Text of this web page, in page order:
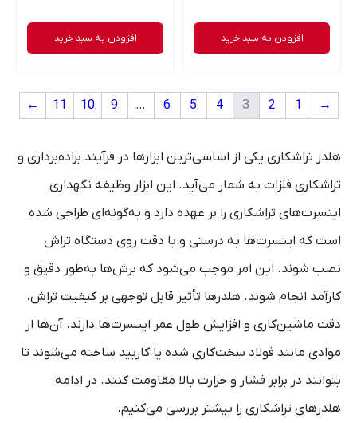
افزودن به سبد خرید افزودن به سبد خرید
→
1
2
3
4
5
6
…
9
10
11
←
هلدر تراشکاری یکی از اساسی‌ترین ابزارها در فرآیند براده‌برداری و
تراشکاری فلزات به شمار می‌آید. این ابزار وظیفه نگهداری
اینسرت‌های تراشکاری را بر عهده دارد و به‌گونه‌ای طراحی شده
است که اینسرت‌ها به درستی و با دقت روی دستگاه تراش
نصب شوند. این امر موجب می‌شود که برش‌ها به‌طور دقیق و
کارآمد انجام شوند. هلدرها تأثیر قابل توجهی بر کیفیت تراش،
دقت ماشین‌کاری و افزایش طول عمر اینسرت‌ها دارند. آن‌ها از
موادی مانند فولاد سخت‌کاری شده یا کاربید ساخته می‌شوند تا
بتوانند در برابر فشار و حرارت بالا مقاومت کنند. در ادامه
هلدرهای تراشکاری را بیشتر بررسی می‌کنیم.